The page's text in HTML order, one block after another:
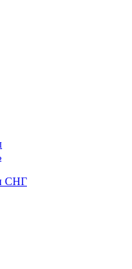
СНГ